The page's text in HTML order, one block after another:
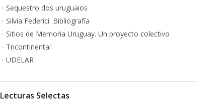
Sequestro dos uruguaios
Silvia Federici. Bibliografía
Sitios de Memoria Uruguay. Un proyecto colectivo
Tricontinental
UDELAR
Lecturas Selectas